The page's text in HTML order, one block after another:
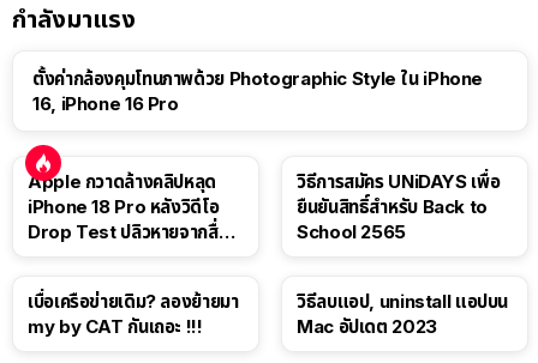
กำลังมาแรง
ตั้งค่ากล้องคุมโทนภาพด้วย Photographic Style ใน iPhone
16, iPhone 16 Pro
Apple กวาดล้างคลิปหลุด
iPhone 18 Pro หลังวิดีโอ
Drop Test ปลิวหายจากสื่อ
วิธีการสมัคร UNiDAYS เพื่อ
ยืนยันสิทธิ์สำหรับ Back to
School 2565
เบื่อเครือข่ายเดิม? ลองย้ายมา
my by CAT กันเถอะ !!!
วิธีลบแอป, uninstall แอปบน
Mac อัปเดต 2023